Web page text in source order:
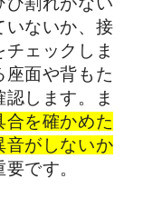
いないか、接
ェックしま
座面や背もた
します。ま
合を確かめた
音がしないか
です。